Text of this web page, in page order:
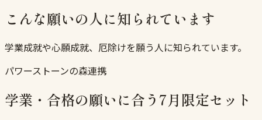
こんな願いの人に知られています
学業成就や心願成就、厄除けを願う人に知られています。
パワーストーンの森連携
学業・合格の願いに合う7月限定セット